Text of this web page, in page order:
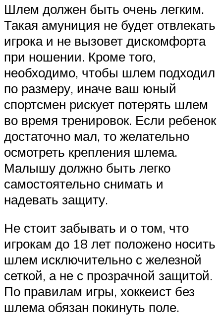
Шлем должен быть очень легким.
Такая амуниция не будет отвлекать
игрока и не вызовет дискомфорта
при ношении. Кроме того,
необходимо, чтобы шлем подходил
по размеру, иначе ваш юный
спортсмен рискует потерять шлем
во время тренировок. Если ребенок
достаточно мал, то желательно
осмотреть крепления шлема.
Малышу должно быть легко
самостоятельно снимать и
надевать защиту.
Не стоит забывать и о том, что
игрокам до 18 лет положено носить
шлем исключительно с железной
сеткой, а не с прозрачной защитой.
По правилам игры, хоккеист без
шлема обязан покинуть поле.